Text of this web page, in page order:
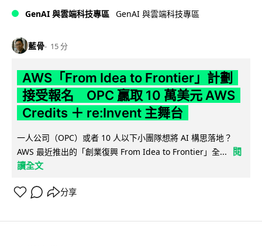
GenAI 與雲端科技專區 GenAI 與雲端科技專區
藍骨 15 分
AWS「From Idea to Frontier」計劃
接受報名 OPC 贏取 10 萬美元 AWS
Credits ＋ re:Invent 主舞台
一人公司（OPC）或者 10 人以下小團隊想將 AI 構思落地？
AWS 最近推出的「創業復興 From Idea to Frontier」全...
閱
讀全文
分享